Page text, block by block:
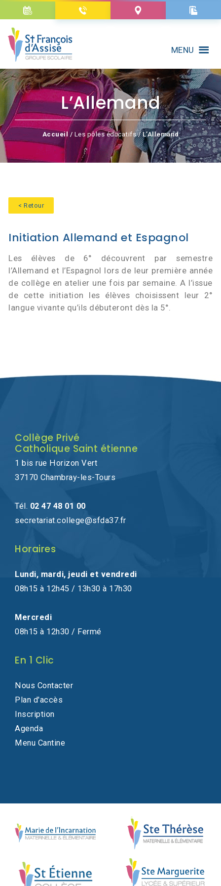
MENU
L’Allemand
Accueil/ Les pôles éducatifs/ L’Allemand
< Retour
Initiation Allemand et Espagnol
Les élèves de 6° découvrent par semestre
l’Allemand et l’Espagnol lors de leur première année
de collège en atelier une fois par semaine. A l’issue
de cette initiation les élèves choisissent leur 2°
langue vivante qu’ils débuteront dès la 5°.
Collège Privé
Catholique Saint étienne
1 bis rue Horizon Vert
37170 Chambray-les-Tours
Tél. 02 47 48 01 00
secretariat.college@sfda37.fr
Horaires
Lundi, mardi, jeudi et vendredi
08h15 à 12h45 / 13h30 à 17h30
Mercredi
08h15 à 12h30 / Fermé
En 1 Clic
Nous Contacter
Plan d'accès
Inscription
Agenda
Menu Cantine